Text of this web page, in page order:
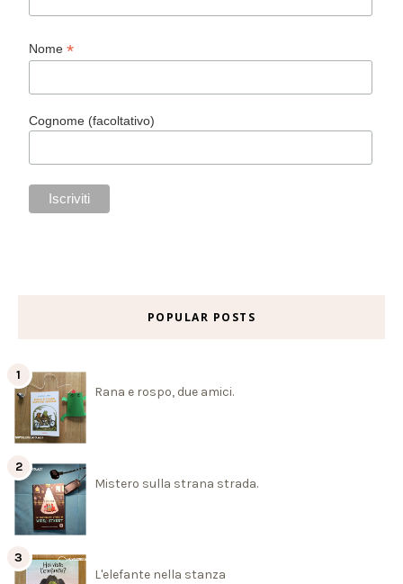
Nome*
Cognome (facoltativo)
POPULAR POSTS
Rana e rospo, due amici.
Mistero sulla strana strada.
L'elefante nella stanza